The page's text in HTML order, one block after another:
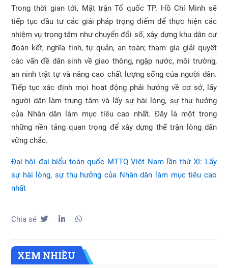
Trong thời gian tới, Mặt trận Tổ quốc TP. Hồ Chí Minh sẽ
tiếp tục đầu tư các giải pháp trọng điểm để thực hiện các
nhiệm vụ trọng tâm như chuyển đổi số, xây dựng khu dân cư
đoàn kết, nghĩa tình, tự quản, an toàn; tham gia giải quyết
các vấn đề dân sinh về giao thông, ngập nước, môi trường,
an ninh trật tự và nâng cao chất lượng sống của người dân.
Tiếp tục xác định mọi hoạt động phải hướng về cơ sở, lấy
người dân làm trung tâm và lấy sự hài lòng, sự thụ hưởng
của Nhân dân làm mục tiêu cao nhất. Đây là một trong
những nền tảng quan trọng để xây dựng thế trận lòng dân
vững chắc.
Đại hội đại biểu toàn quốc MTTQ Việt Nam lần thứ XI: Lấy
sự hài lòng, sự thụ hưởng của Nhân dân làm mục tiêu cao
nhất
Chia sẻ
XEM NHIỀU